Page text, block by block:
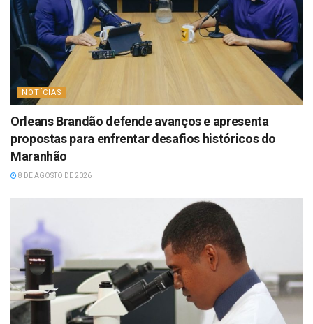
NOTÍCIAS
Orleans Brandão defende avanços e apresenta
propostas para enfrentar desafios históricos do
Maranhão
8 DE AGOSTO DE 2026